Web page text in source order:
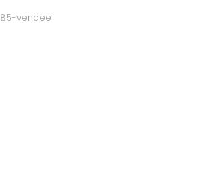
85-vendee